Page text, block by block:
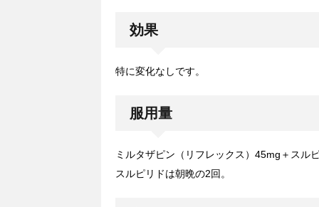
効果
特に変化なしです。
服用量
ミルタザピン（リフレックス）45mg＋スル
スルピリドは朝晩の2回。